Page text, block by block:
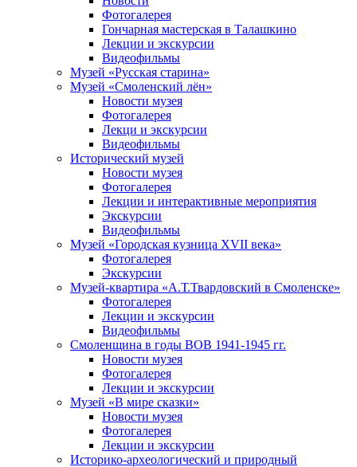
Фотогалерея
Гончарная мастерская в Талашкино
Лекции и экскурсии
Видеофильмы
Музей «Русская старина»
Музей «Смоленский лён»
Новости музея
Фотогалерея
Лекци и экскурсии
Видеофильмы
Исторический музей
Новости музея
Фотогалерея
Лекции и интерактивные мероприятия
Экскурсии
Видеофильмы
Музей «Городская кузница XVII века»
Фотогалерея
Экскурсии
Музей-квартира «А.Т.Твардовский в Смоленске»
Фотогалерея
Лекции и экскурсии
Видеофильмы
Смоленщина в годы ВОВ 1941-1945 гг.
Новости музея
Фотогалерея
Лекции и экскурсии
Музей «В мире сказки»
Новости музея
Фотогалерея
Лекции и экскурсии
Историко-археологический и природный